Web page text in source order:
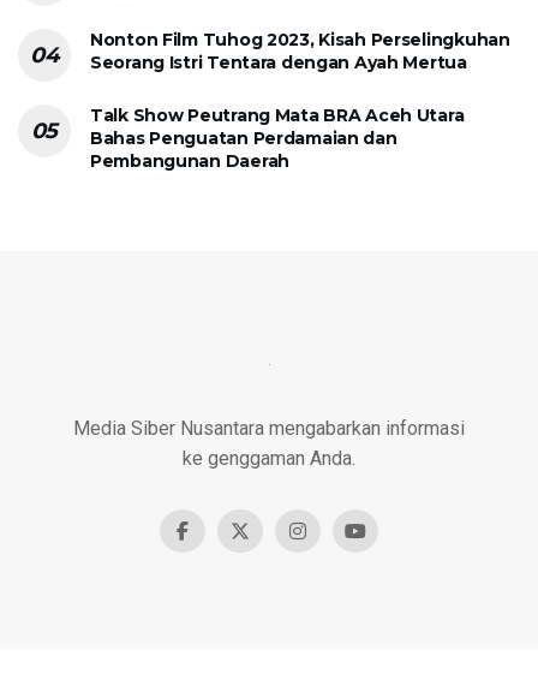
Nonton Film Tuhog 2023, Kisah Perselingkuhan
Seorang Istri Tentara dengan Ayah Mertua
Talk Show Peutrang Mata BRA Aceh Utara
Bahas Penguatan Perdamaian dan
Pembangunan Daerah
Media Siber Nusantara mengabarkan informasi
ke genggaman Anda.